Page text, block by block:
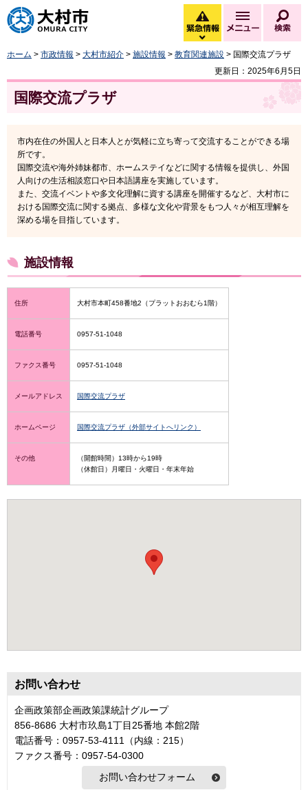
大村市
緊急情報
緊急情報を開く
メニュー
ホーム > 市政情報 > 大村市紹介 > 施設情報 > 教育関連施設 > 国際交流プラザ
更新日：2025年6月5日
国際交流プラザ
市内在住の外国人と日本人とが気軽に立ち寄って交流することができる場
所です。
国際交流や海外姉妹都市、ホームステイなどに関する情報を提供し、外国
人向けの生活相談窓口や日本語講座を実施しています。
また、交流イベントや多文化理解に資する講座を開催するなど、大村市に
おける国際交流に関する拠点、多様な文化や背景をもつ人々が相互理解を
深める場を目指しています。
施設情報
住所 大村市本町458番地2（プラットおおむら1階）
電話番号 0957-51-1048
ファクス番号 0957-51-1048
メールアドレス 国際交流プラザ
ホームページ 国際交流プラザ（外部サイトへリンク）
その他
（開館時間）13時から19時
（休館日）月曜日・火曜日・年末年始
お問い合わせ
企画政策部企画政策課統計グループ
856-8686 大村市玖島1丁目25番地 本館2階
電話番号：0957-53-4111（内線：215）
ファクス番号：0957-54-0300